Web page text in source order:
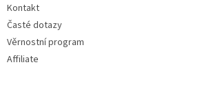
Kontakt
Časté dotazy
Věrnostní program
Affiliate